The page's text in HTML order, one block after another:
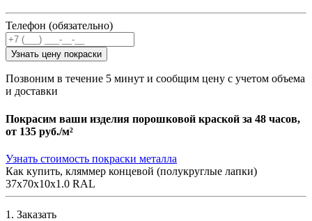
Телефон (обязательно)
Узнать цену покраски
Позвоним в течение 5 минут и сообщим цену с учетом объема
и доставки
Покрасим ваши изделия порошковой краской за 48 часов,
от 135 руб./м²
Узнать стоимость покраски металла
Как купить, кляммер концевой (полукруглые лапки)
37х70х10х1.0 RAL
1. Заказать